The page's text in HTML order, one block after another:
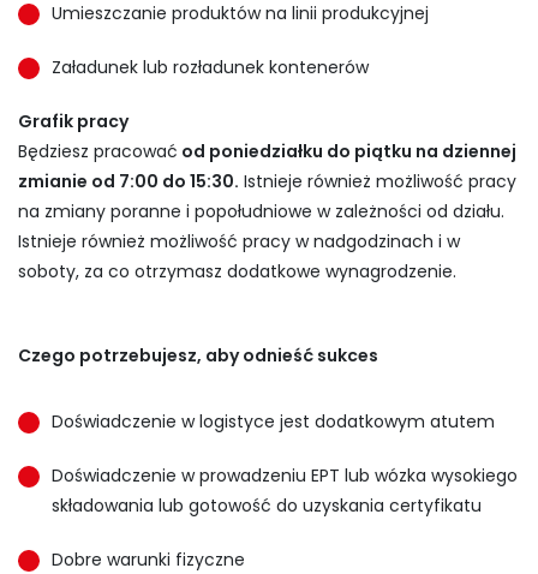
Umieszczanie produktów na linii produkcyjnej
Załadunek lub rozładunek kontenerów
Grafik pracy
Będziesz pracować od poniedziałku do piątku na dziennej
zmianie od 7:00 do 15:30. Istnieje również możliwość pracy
na zmiany poranne i popołudniowe w zależności od działu.
Istnieje również możliwość pracy w nadgodzinach i w
soboty, za co otrzymasz dodatkowe wynagrodzenie.
Czego potrzebujesz, aby odnieść sukces
Doświadczenie w logistyce jest dodatkowym atutem
Doświadczenie w prowadzeniu EPT lub wózka wysokiego
składowania lub gotowość do uzyskania certyfikatu
Dobre warunki fizyczne